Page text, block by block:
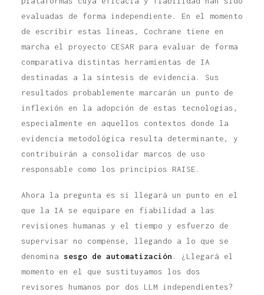
evaluadas de forma independiente. En el momento
de escribir estas líneas, Cochrane tiene en
marcha el proyecto CESAR para evaluar de forma
comparativa distintas herramientas de IA
destinadas a la síntesis de evidencia. Sus
resultados probablemente marcarán un punto de
inflexión en la adopción de estas tecnologías,
especialmente en aquellos contextos donde la
evidencia metodológica resulta determinante, y
contribuirán a consolidar marcos de uso
responsable como los principios RAISE.
Ahora la pregunta es si llegará un punto en el
que la IA se equipare en fiabilidad a las
revisiones humanas y el tiempo y esfuerzo de
supervisar no compense, llegando a lo que se
denomina sesgo de automatización . ¿Llegará el
momento en el que sustituyamos los dos
revisores humanos por dos LLM independientes?